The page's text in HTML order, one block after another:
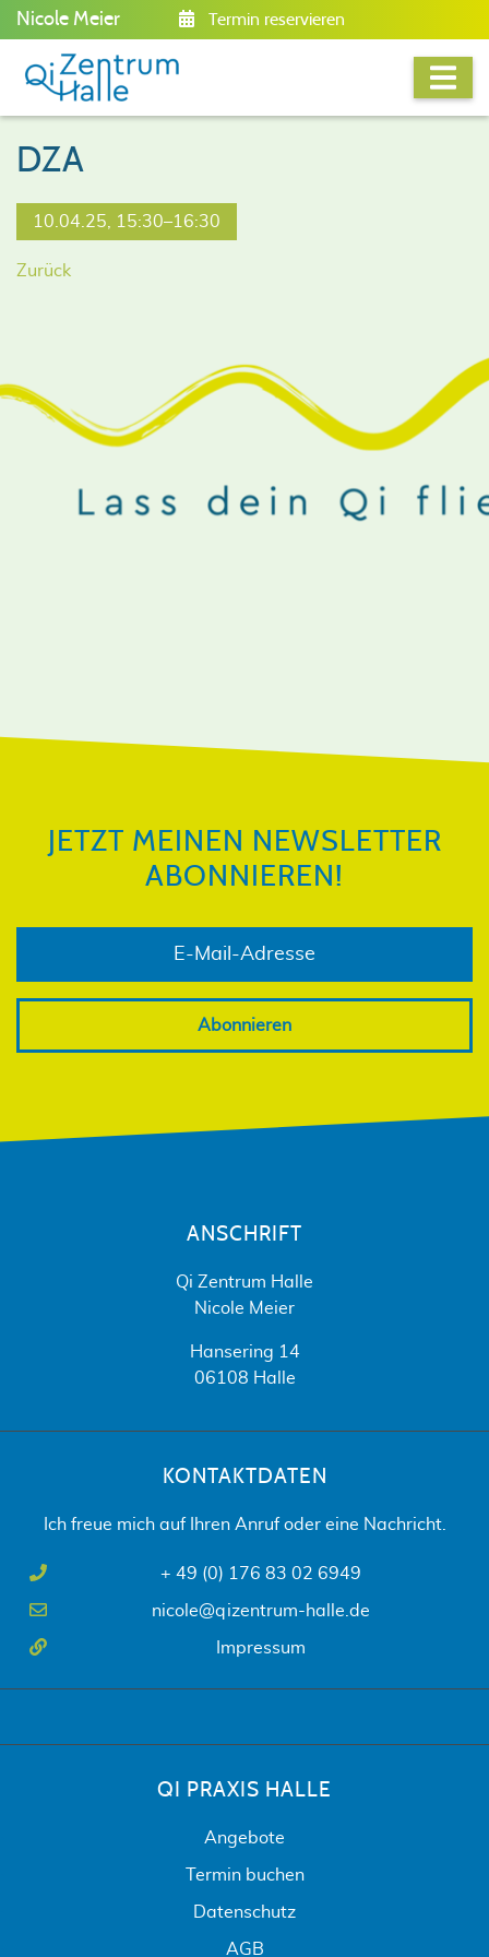
Nicole Meier Termin reservieren
DZA
10.04.25, 15:30–16:30
Zurück
JETZT MEINEN NEWSLETTER
ABONNIEREN!
Abonnieren
ANSCHRIFT
Qi Zentrum Halle
Nicole Meier
Hansering 14
06108 Halle
KONTAKTDATEN
Ich freue mich auf Ihren Anruf oder eine Nachricht.
+ 49 (0) 176 83 02 6949
nicole@qizentrum-halle.de
Impressum
QI PRAXIS HALLE
Angebote
Termin buchen
Datenschutz
AGB